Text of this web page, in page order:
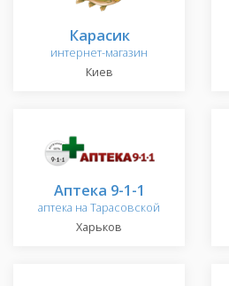
Карасик
интернет-магазин
Киев
Аптека 9-1-1
аптека на Тарасовской
Харьков